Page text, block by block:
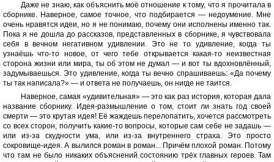
Даже не знаю, как объяснить моё отношение к тому, что я прочитала в
сборнике. Наверное, самое точное, что подбирается — недоумение. Мне
очень нравятся идеи, но я не понимаю, почему они исполнены именно так.
Пока я не дошла до рассказов, представленных в сборнике, я чувствовала
себя в вечном негативном удивлении. Это не то удивление, когда ты
узнаёшь что-то новое, от чего тебе открывается какая-то неизвестная
сторона жизни или мира, ты об этом не думал — и вот ты вдохновлённый,
задумываешься. Это удивление, когда ты вечно спрашиваешь: «Да почему
ты так написала?» — и ответа не получаешь, он нигде не таится.
Наверное, самая «удивительная» — это как раз история, которая дала
название сборнику. Идея-размышление о том, стоит ли знать год своей
смерти — это крутая идея! Её жаждешь перелопатить, хочется рассмотреть
со всех сторон, получить какие-то вопросы, которые сам себе не задашь —
или из-за скудности ума, или из-за внутреннего страха. Это просто
сокровище-идея. А вылился роман в роман... Причём плохой роман. Потому
что там не было никаких объяснений состоянию трёх главных героев. Там